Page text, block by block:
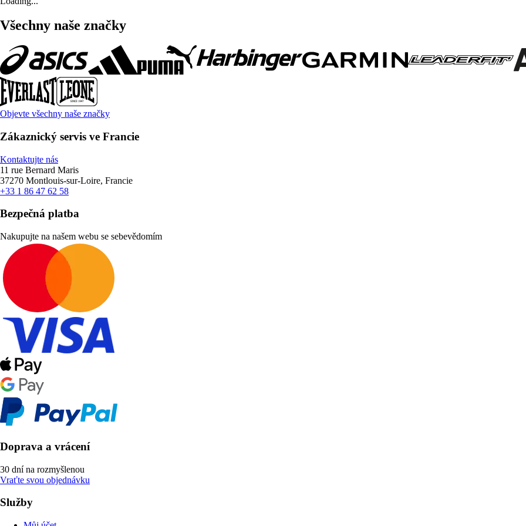
Všechny naše značky
Objevte všechny naše značky
Zákaznický servis ve Francie
Kontaktujte nás
11 rue Bernard Maris
37270 Montlouis-sur-Loire, Francie
+33 1 86 47 62 58
Bezpečná platba
Nakupujte na našem webu se sebevědomím
Doprava a vrácení
30 dní na rozmyšlenou
Vraťte svou objednávku
Služby